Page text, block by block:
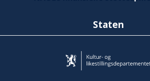
Staten